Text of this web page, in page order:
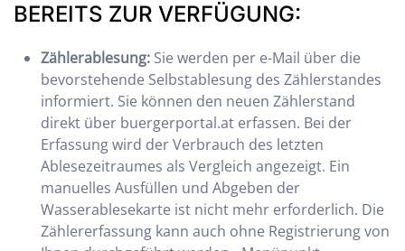
BEREITS ZUR VERFÜGUNG:
Zählerablesung: Sie werden per e-Mail über die
bevorstehende Selbstablesung des Zählerstandes
informiert. Sie können den neuen Zählerstand
direkt über buergerportal.at erfassen. Bei der
Erfassung wird der Verbrauch des letzten
Ablesezeitraumes als Vergleich angezeigt. Ein
manuelles Ausfüllen und Abgeben der
Wasserablesekarte ist nicht mehr erforderlich. Die
Zählererfassung kann auch ohne Registrierung von